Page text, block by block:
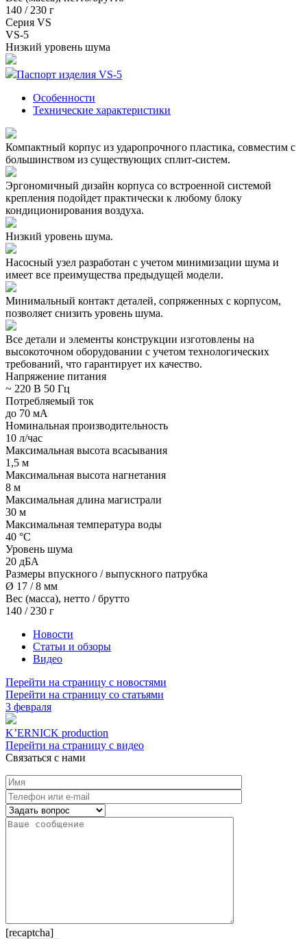
140 / 230 г
Серия VS
VS-5
Низкий уровень шума
Паспорт изделия VS-5
Особенности
Технические характеристики
Компактный корпус из ударопрочного пластика, совместим с
большинством из существующих сплит-систем.
Эргономичный дизайн корпуса со встроенной системой
крепления подойдет практически к любому блоку
кондиционирования воздуха.
Низкий уровень шума.
Насосный узел разработан с учетом минимизации шума и
имеет все преимущества предыдущей модели.
Минимальный контакт деталей, сопряженных с корпусом,
позволяет снизить уровень шума.
Все детали и элементы конструкции изготовлены на
высокоточном оборудовании с учетом технологических
требований, что гарантирует их качество.
Напряжение питания
~ 220 В 50 Гц
Потребляемый ток
до 70 мА
Номинальная производительность
10 л/час
Максимальная высота всасывания
1,5 м
Максимальная высота нагнетания
8 м
Максимальная длина магистрали
30 м
Максимальная температура воды
40 °С
Уровень шума
20 дБА
Размеры впускного / выпускного патрубка
Ø 17 / 8 мм
Вес (масса), нетто / брутто
140 / 230 г
Новости
Cтатьи и обзоры
Видео
Перейти на страницу с новостями
Перейти на страницу со статьями
3 февраля
K’ERNICK production
Перейти на страницу с видео
Связаться с нами
[recaptcha]